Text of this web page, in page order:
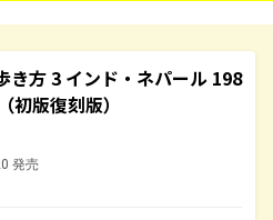
き方 3 インド・ネパール 198
初版復刻版）
発売